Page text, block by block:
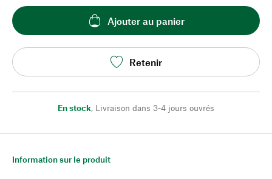
Ajouter au panier
Retenir
En stock, Livraison dans 3-4 jours ouvrés
Information sur le produit